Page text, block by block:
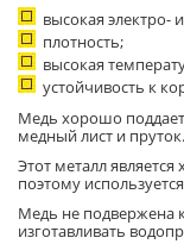
высокая электро-
плотность;
высокая
устойчивость к
Медь хорошо
медный лист и пруток.
Этот металл
поэтому
Медь не подвержена
изготавливать